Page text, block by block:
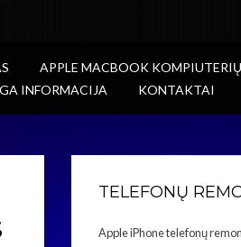
APPLE MACBOOK
INFORMACIJA KONTAKTAI
TELEFONŲ
Apple iPhone telefonų